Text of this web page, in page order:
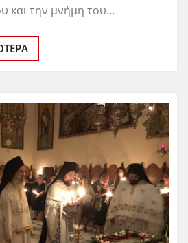
και την μνήμη του…